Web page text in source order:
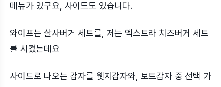
메뉴가 있구요, 사이드도 있습니다.
와이프는 살사버거 세트를, 저는 엑스트라 치즈버거 세트
를 시켰는데요
사이드로 나오는 감자를 웻지감자와, 보트감자 중 선택 가